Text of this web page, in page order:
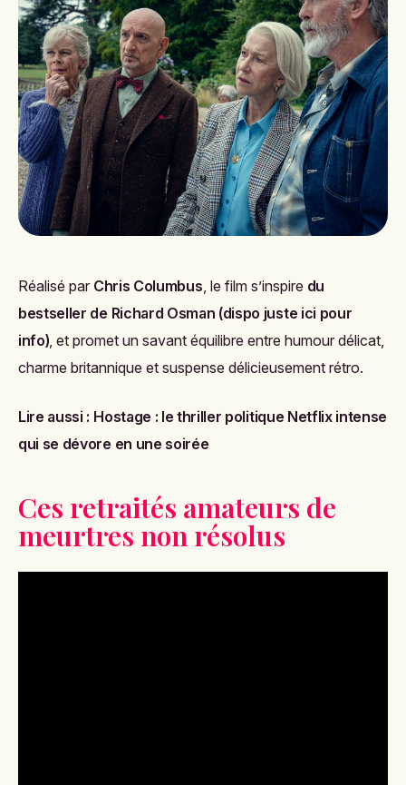
Réalisé par Chris Columbus , le film s’inspire du
bestseller de Richard Osman (dispo juste ici pour
info) , et promet un savant équilibre entre humour délicat,
charme britannique et suspense délicieusement rétro.
Lire aussi : Hostage : le thriller politique Netflix intense
qui se dévore en une soirée
Ces retraités amateurs de
meurtres non résolus